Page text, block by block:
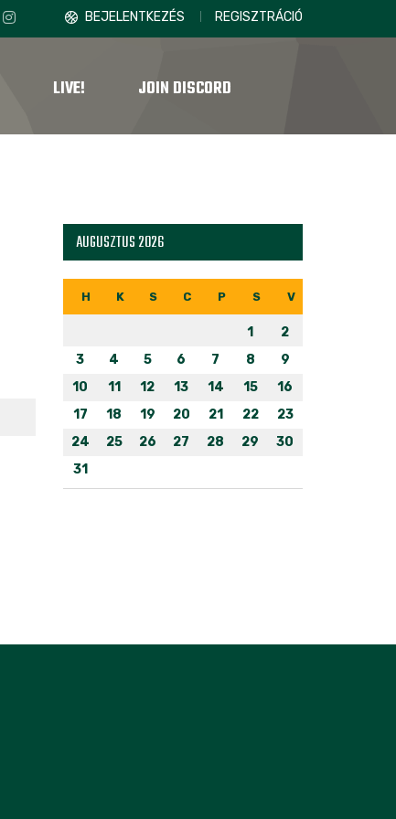
BEJELENTKEZÉS REGISZTRÁCIÓ
LIVE! JOIN DISCORD
AUGUSZTUS 2026
H K S C P S V
1
2
3
4 5 6 7 8
9
10
11 12 13 14 15
16
17
18 19 20 21 22
23
24
25 26 27 28 29
30
31